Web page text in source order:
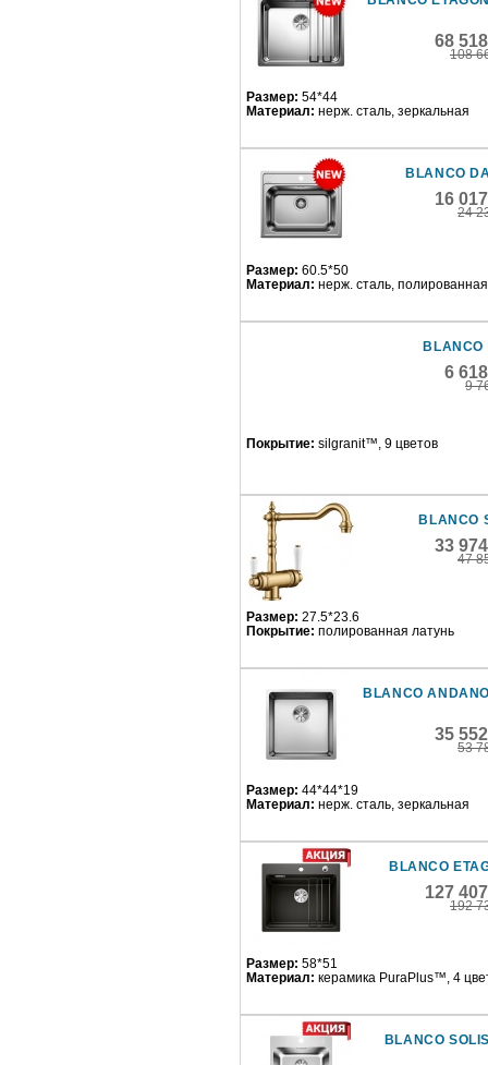
68
108
Размер: 54*44
Материал: нерж. сталь, зеркальная
BLANCO
16
24
Размер: 60.5*50
Материал: нерж. сталь, полированная
BLANCO
6
9
Покрытие: silgranit™, 9 цветов
BLANCO
33
47
Размер: 27.5*23.6
Покрытие: полированная латунь
BLANCO
35
53
Размер: 44*44*19
Материал: нерж. сталь, зеркальная
BLANCO
127
192
Размер: 58*51
Материал: керамика PuraPlus™, 4
BLANCO